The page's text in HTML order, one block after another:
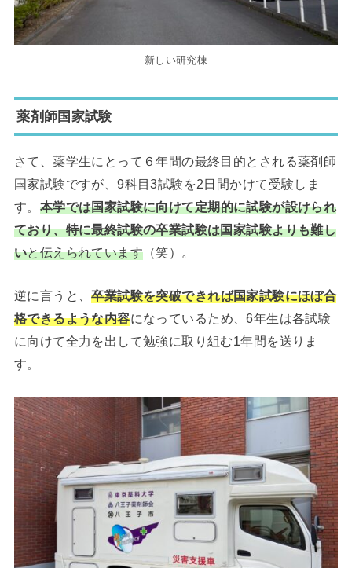
新しい研究棟
薬剤師国家試験
さて、薬学生にとって６年間の最終目的とされる薬剤師
国家試験ですが、9科目3試験を2日間かけて受験しま
す。 本学では国家試験に向けて定期的に試験が設けられ
ており、特に最終試験の卒業試験は国家試験よりも難し
いと伝えられています （笑）。
逆に言うと、卒業試験を突破できれば国家試験にほぼ合
格できるような内容になっているため、6年生は各試験
に向けて全力を出して勉強に取り組む1年間を送りま
す。